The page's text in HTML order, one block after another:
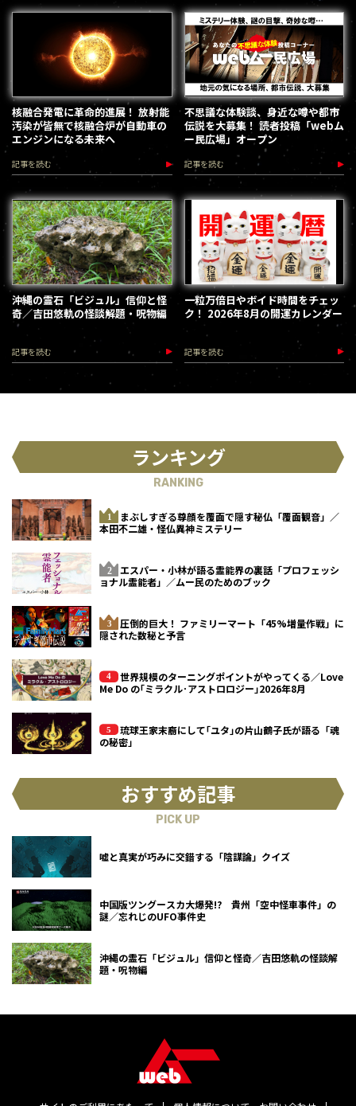
核融合発電に革命的進展！ 放射能
汚染が皆無で核融合炉が自動車の
エンジンになる未来へ
記事を読む
不思議な体験談、身近な噂や都市
伝説を大募集！ 読者投稿「webム
ー民広場」オープン
記事を読む
沖縄の霊石「ビジュル」信仰と怪
奇／吉田悠軌の怪談解題・呪物編
記事を読む
一粒万倍日やボイド時間をチェッ
ク！ 2026年8月の開運カレンダー
記事を読む
ランキング
RANKING
まぶしすぎる尊顔を覆面で隠す秘仏「覆面観音」／
本田不二雄・怪仏異神ミステリー
エスパー・小林が語る霊能界の裏話「プロフェッシ
ョナル霊能者」／ムー民のためのブック
圧倒的巨大！ ファミリーマート「45%増量作戦」に
隠された数秘と予言
世界規模のターニングポイントがやってくる／Love
Me Do の｢ミラクル･アストロロジー｣2026年8月
琉球王家末裔にして｢ユタ｣の片山鶴子氏が語る「魂
の秘密」
おすすめ記事
PICK UP
嘘と真実が巧みに交錯する「陰謀論」クイズ
中国版ツングースカ大爆発!? 貴州「空中怪車事件」の
謎／忘れじのUFO事件史
沖縄の霊石「ビジュル」信仰と怪奇／吉田悠軌の怪談解
題・呪物編